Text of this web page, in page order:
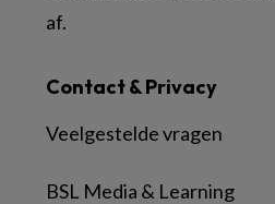
Contact & Privacy
Veelgestelde vragen
BSL Media & Learning
af.